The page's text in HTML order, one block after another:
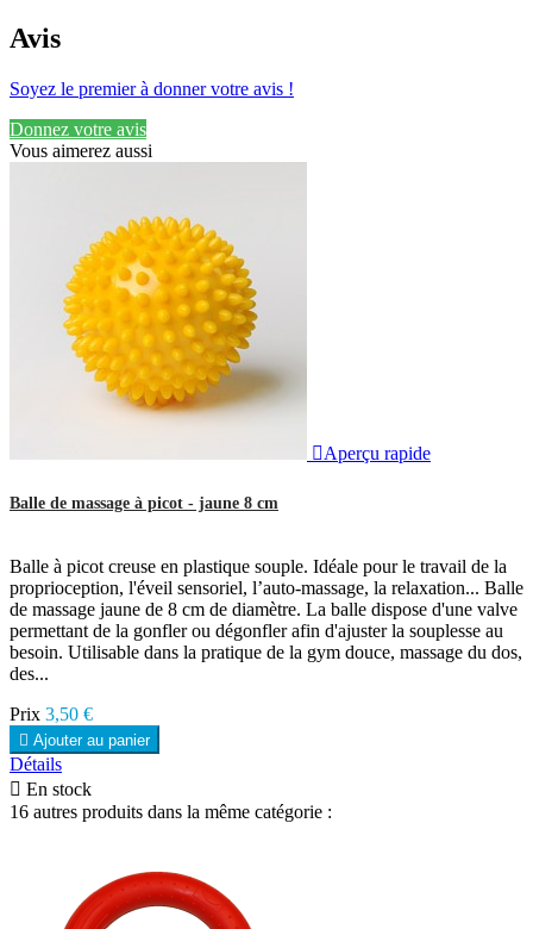
Avis
Soyez le premier à donner votre avis !
Donnez votre avis
Vous aimerez aussi
Aperçu rapide
Balle de massage à picot - jaune 8 cm
Balle à picot creuse en plastique souple. Idéale pour le travail de la
proprioception, l'éveil sensoriel, l’auto-massage, la relaxation... Balle
de massage jaune de 8 cm de diamètre. La balle dispose d'une valve
permettant de la gonfler ou dégonfler afin d'ajuster la souplesse au
besoin. Utilisable dans la pratique de la gym douce, massage du dos,
des...
Prix 3,50 €
 Ajouter au panier
Détails
 En stock
16 autres produits dans la même catégorie :